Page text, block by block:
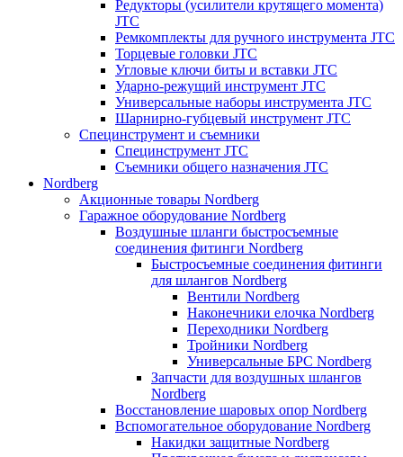
Редукторы (усилители крутящего момента)
JTC
Ремкомплекты для ручного инструмента JTC
Торцевые головки JTC
Угловые ключи биты и вставки JTC
Ударно-режущий инструмент JTC
Универсальные наборы инструмента JTC
Шарнирно-губцевый инструмент JTC
Специнструмент и съемники
Специнструмент JTC
Съемники общего назначения JTC
Nordberg
Акционные товары Nordberg
Гаражное оборудование Nordberg
Воздушные шланги быстросъемные
соединения фитинги Nordberg
Быстросъемные соединения фитинги
для шлангов Nordberg
Вентили Nordberg
Наконечники елочка Nordberg
Переходники Nordberg
Тройники Nordberg
Универсальные БРС Nordberg
Запчасти для воздушных шлангов
Nordberg
Восстановление шаровых опор Nordberg
Вспомогательное оборудование Nordberg
Накидки защитные Nordberg